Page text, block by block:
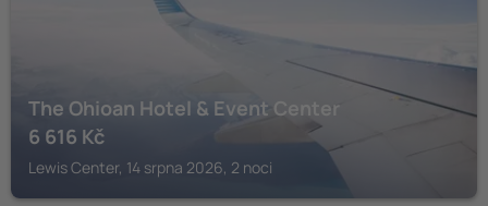
The Ohioan Hotel & Event Center
6 616 Kč
Lewis Center, 14 srpna 2026, 2 noci